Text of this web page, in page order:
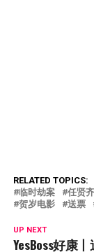
RELATED TOPICS:
临时劫案
任贤齐
贺岁电影
送票
UP NEXT
YesBoss好康